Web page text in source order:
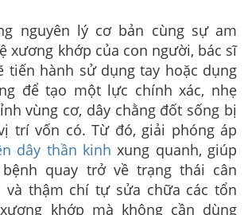
nguyên lý cơ bản cùng sự am
xương khớp của con người, bác sĩ
tiến hành sử dụng tay hoặc dụng
để tạo một lực chính xác, nhẹ
vùng cơ, dây chằng đốt sống bị
trí vốn có. Từ đó, giải phóng áp
dây thần kinh xung quanh, giúp
quay trở về trạng thái cân
và thậm chítự sửa chữa các tổn
khớp mà không cần dùng